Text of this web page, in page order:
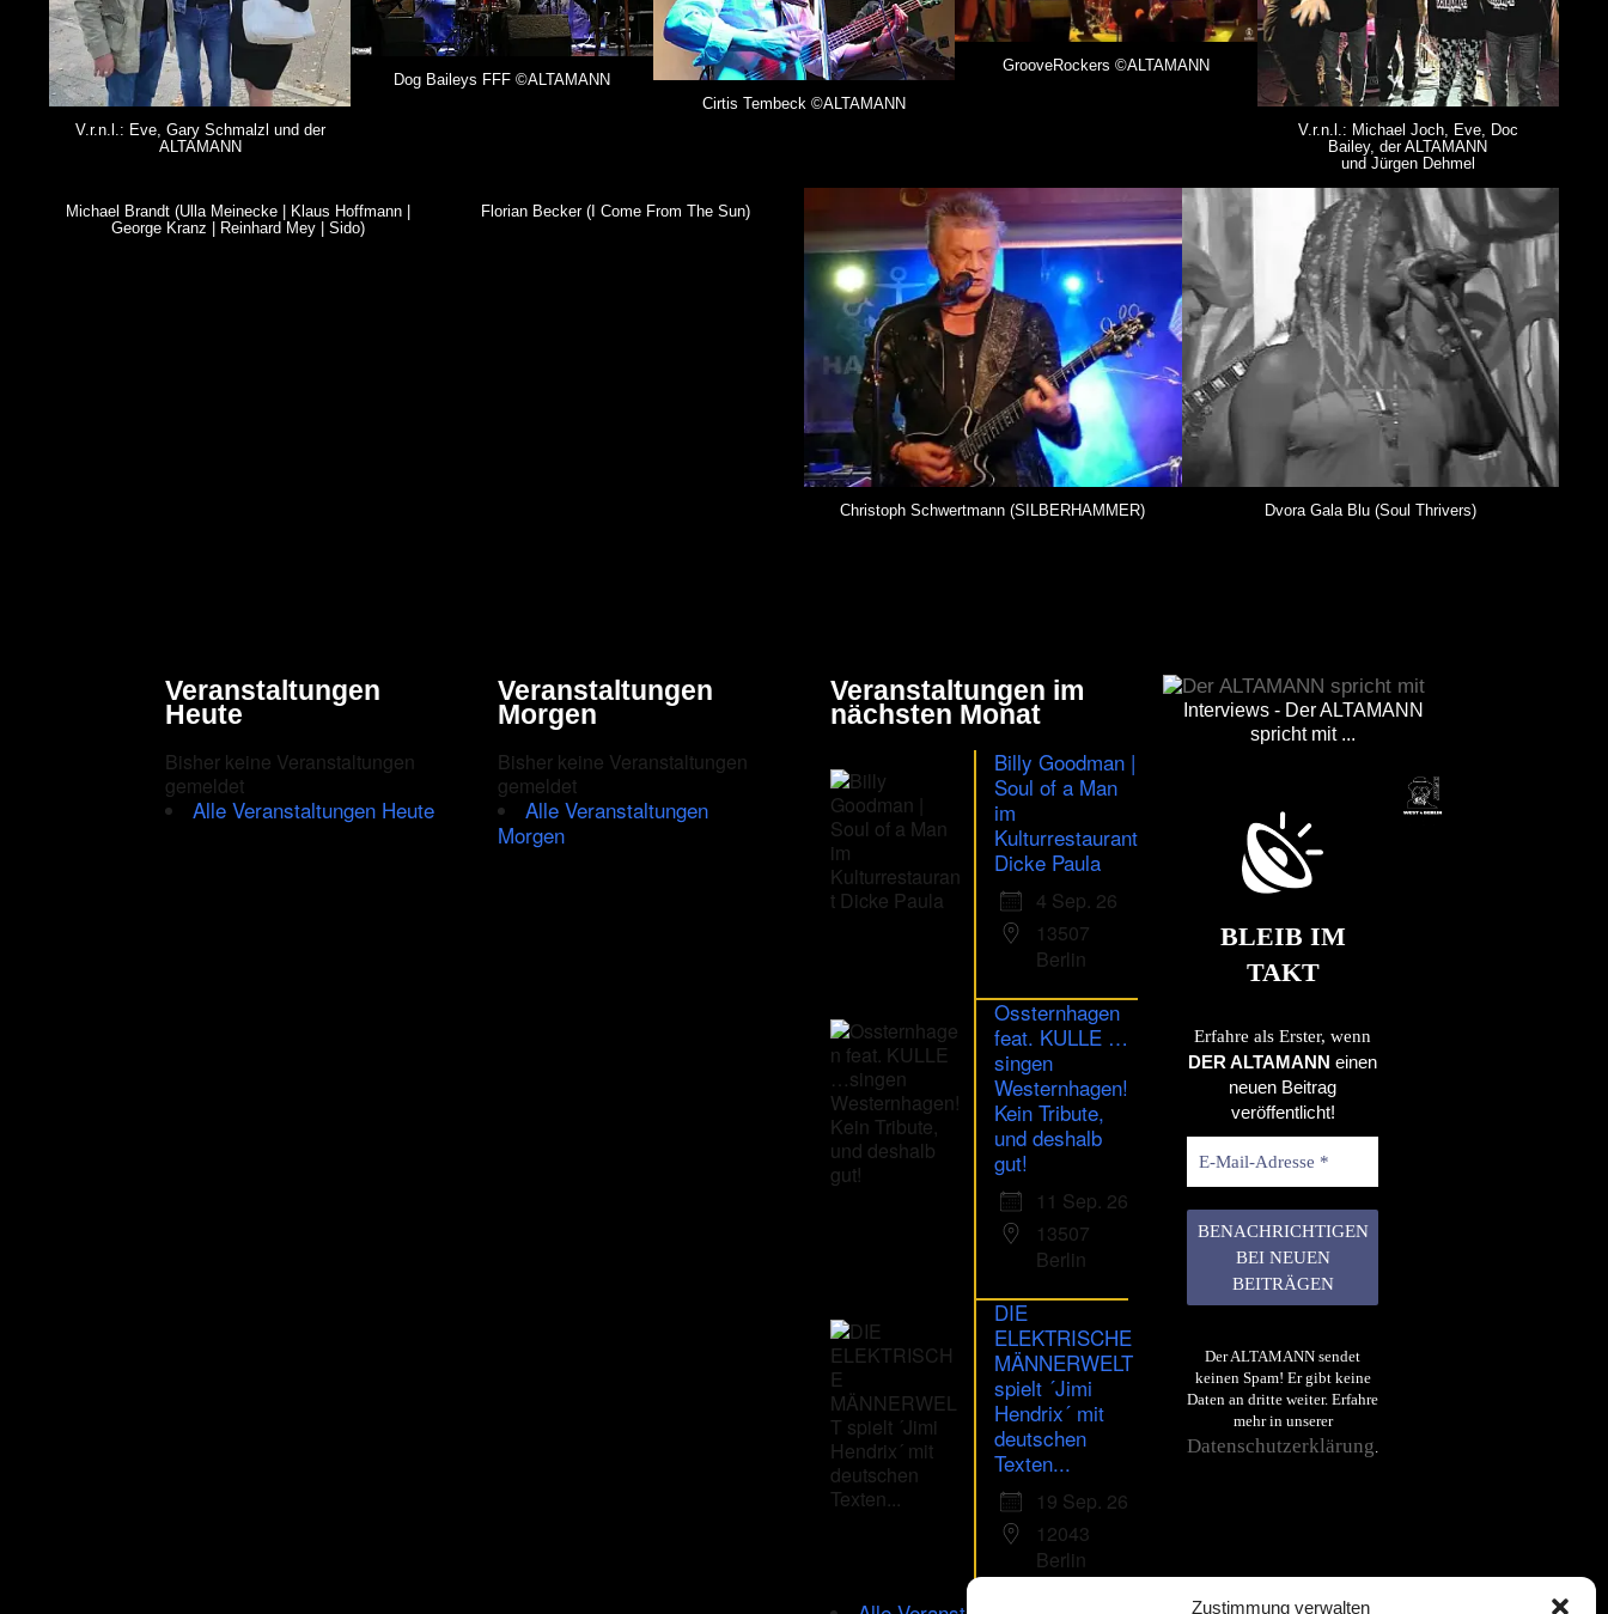
Zustimmung verwalten
V.r.n.l.: Eve, Gary Schmalzl und der
ALTAMANN
Dog Baileys FFF ©ALTAMANN
Cirtis Tembeck ©ALTAMANN
GrooveRockers ©ALTAMANN
V.r.n.l.: Michael Joch, Eve, Doc
Bailey, der ALTAMANN
und Jürgen Dehmel
Michael Brandt (Ulla Meinecke | Klaus Hoffmann |
George Kranz | Reinhard Mey | Sido)
Florian Becker (I Come From The Sun)
Christoph Schwertmann (SILBERHAMMER) Dvora Gala Blu (Soul Thrivers)
Veranstaltungen
Heute
Bisher keine Veranstaltungen
gemeldet
Alle Veranstaltungen Heute
Veranstaltungen
Morgen
Bisher keine Veranstaltungen
gemeldet
Alle Veranstaltungen
Morgen
Veranstaltungen im
nächsten Monat
Billy Goodman |
Soul of a Man
im
Kulturrestaurant
Dicke Paula
4 Sep. 26
13507
Berlin
Ossternhagen
feat. KULLE …
singen
Westernhagen!
Kein Tribute,
und deshalb
gut!
11 Sep. 26
13507
Berlin
DIE
ELEKTRISCHE
MÄNNERWELT
spielt ´Jimi
Hendrix´ mit
deutschen
Texten...
19 Sep. 26
12043
Berlin
Interviews - Der ALTAMANN
spricht mit ...
BLEIB IM
TAKT
Erfahre als Erster, wenn
DER ALTAMANN einen
neuen Beitrag
veröffentlicht!
Der ALTAMANN sendet
keinen Spam! Er gibt keine
Daten an dritte weiter. Erfahre
mehr in unserer
Datenschutzerklärung.